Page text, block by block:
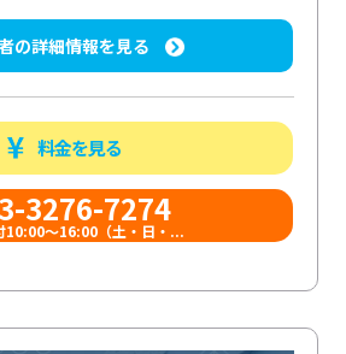
の詳細情報を見る
料金を見る
3276-7274
10:00〜16:00（土・日・...